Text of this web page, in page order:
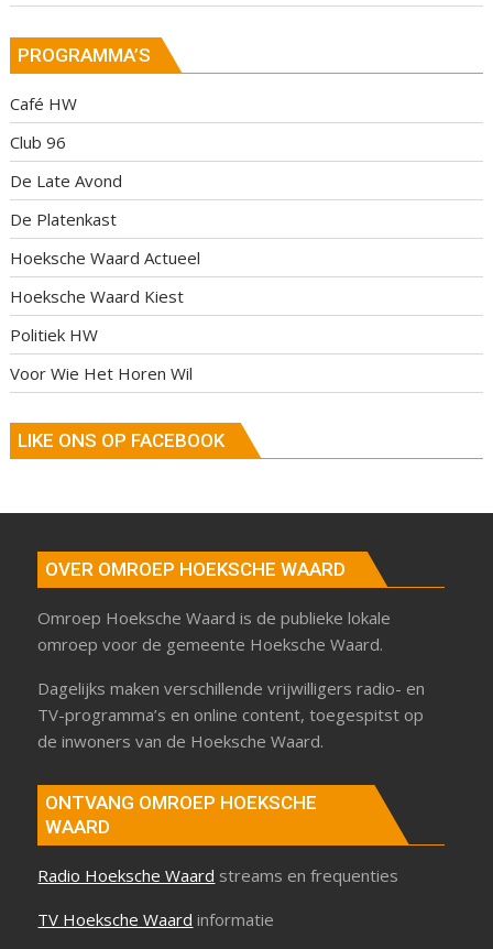
PROGRAMMA’S
Café HW
Club 96
De Late Avond
De Platenkast
Hoeksche Waard Actueel
Hoeksche Waard Kiest
Politiek HW
Voor Wie Het Horen Wil
LIKE ONS OP FACEBOOK
OVER OMROEP HOEKSCHE WAARD
Omroep Hoeksche Waard is de publieke lokale
omroep voor de gemeente Hoeksche Waard.
Dagelijks maken verschillende vrijwilligers radio- en
TV-programma’s en online content, toegespitst op
de inwoners van de Hoeksche Waard.
ONTVANG OMROEP HOEKSCHE
WAARD
Radio Hoeksche Waard streams en frequenties
TV Hoeksche Waard informatie